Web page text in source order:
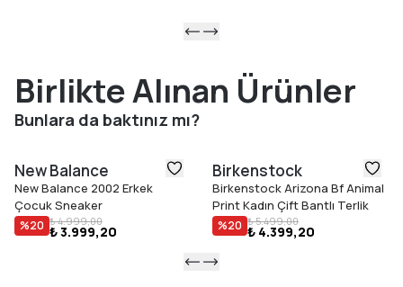
Birlikte Alınan Ürünler
Bunlara da baktınız mı?
New Balance
New Balance 2002 Erkek
Çocuk Sneaker
%20 ₺ 4.999,00
₺ 3.999,20
Birkenstock
Birkenstock Arizona Bf Animal
Print Kadın Çift Bantlı Terlik
%20 ₺ 5.499,00
₺ 4.399,20